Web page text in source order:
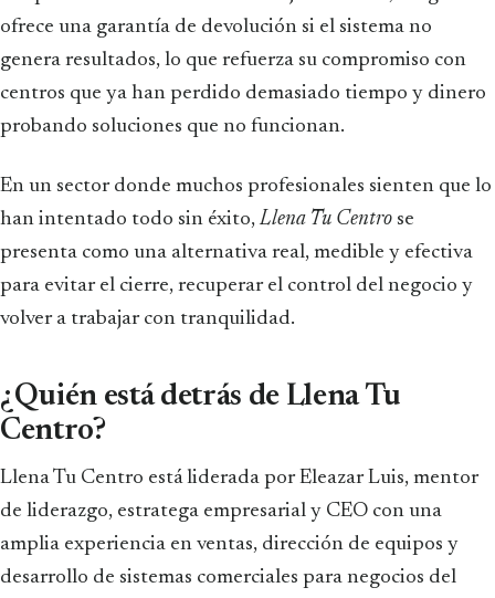
ofrece una garantía de devolución si el sistema no
genera resultados, lo que refuerza su compromiso con
centros que ya han perdido demasiado tiempo y dinero
probando soluciones que no funcionan.
En un sector donde muchos profesionales sienten que lo
han intentado todo sin éxito,Llena Tu Centro se
presenta como una alternativa real, medible y efectiva
para evitar el cierre, recuperar el control del negocio y
volver a trabajar con tranquilidad.
¿Quién está detrás de Llena Tu
Centro?
Llena Tu Centro está liderada por Eleazar Luis, mentor
de liderazgo, estratega empresarial y CEO con una
amplia experiencia en ventas, dirección de equipos y
desarrollo de sistemas comerciales para negocios del